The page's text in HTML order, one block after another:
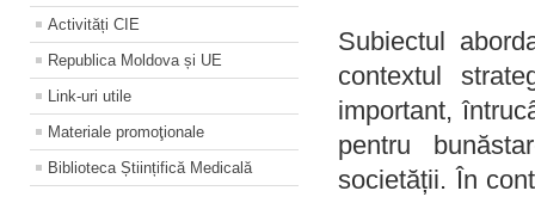
Activități CIE
Republica Moldova și UE
Link-uri utile
Materiale promoţionale
Biblioteca Științifică Medicală
Subiectul
contextul
important,
pentru
societății. În